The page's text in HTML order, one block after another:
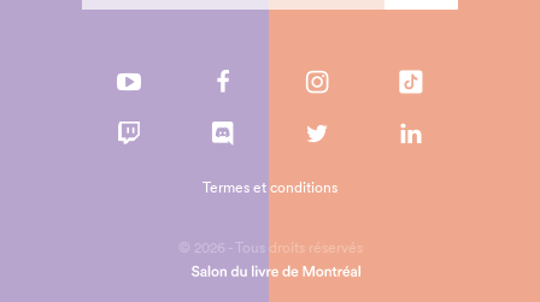
© 2026 - Tous droits réservés
Termes et conditions